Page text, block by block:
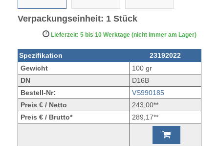
Verpackungseinheit: 1 Stück
Lieferzeit: 5 bis 10 Werktage (nicht immer am Lager)
Spezifikation
23192022
Gewicht
100 gr
DN
D16B
Bestell-Nr:
VS990185
Preis € / Netto
243,00**
Preis € / Brutto*
289,17**